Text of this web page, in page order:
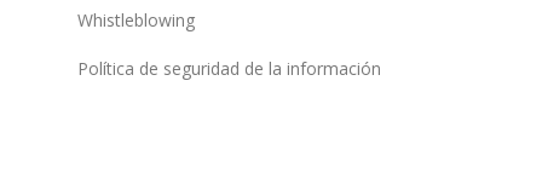
Whistleblowing
Política de seguridad de la información